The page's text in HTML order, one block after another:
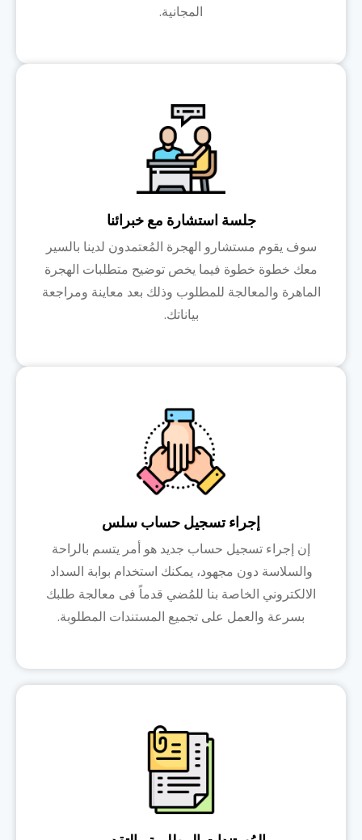
المجانية.
جلسة استشارة مع خبرائنا
سوف يقوم مستشارو الهجرة المُعتمدون لدينا بالسير
معك خطوة خطوة فيما يخص توضيح متطلبات الهجرة
الماهرة والمعالجة للمطلوب وذلك بعد معاينة ومراجعة
بياناتك.
إجراء تسجيل حساب سلس
إن إجراء تسجيل حساب جديد هو أمر يتسم بالراحة
والسلاسة دون مجهود، يمكنك استخدام بوابة السداد
الالكتروني الخاصة بنا للمُضي قدماً فى معالجة طلبك
بسرعة والعمل على تجميع المستندات المطلوبة.